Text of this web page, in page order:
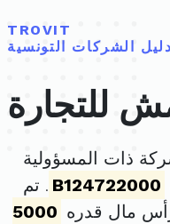
TROVIT
دليل الشركات التونسية
للتجارة
ذات المسؤولية
B124722000 . تم
5000